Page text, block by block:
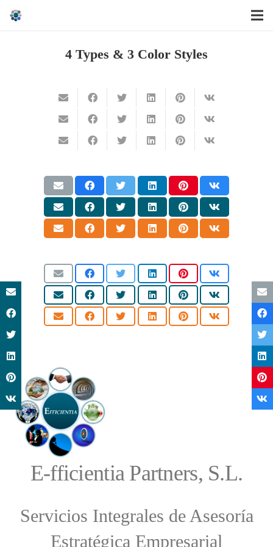
4 Types & 3 Color Styles
E-fficientia Partners, S.L.
Servicios Integrales de Asesoría
Estratégica Empresarial